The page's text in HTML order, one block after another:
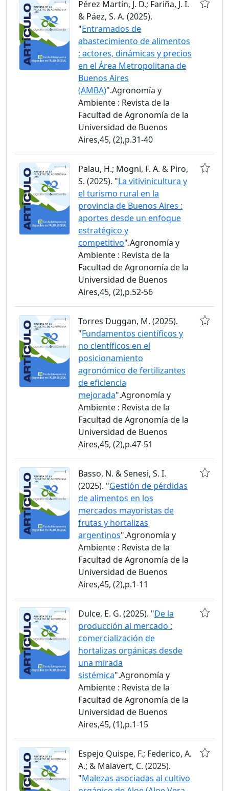
Pérez Martín, J. D.; Fariña, J. I.
& Páez, S. A. (2025).
"Entramados de
abastecimiento de alimentos
: actores, dinámicas y precios
en el Área Metropolitana de
Buenos Aires
(AMBA)".Agronomía y
Ambiente : Revista de la
Facultad de Agronomía de la
Universidad de Buenos
Aires,45, (2),p.31-40
Palau, H.; Mogni, F. A. & Piro,
S. (2025). "La vitivinicultura y
el turismo rural en la
provincia de Buenos Aires :
aportes desde un enfoque
estratégico y
competitivo".Agronomía y
Ambiente : Revista de la
Facultad de Agronomía de la
Universidad de Buenos
Aires,45, (2),p.52-56
Torres Duggan, M. (2025).
"Fundamentos científicos y
no científicos en el
posicionamiento
agronómico de fertilizantes
de eficiencia
mejorada".Agronomía y
Ambiente : Revista de la
Facultad de Agronomía de la
Universidad de Buenos
Aires,45, (2),p.47-51
Basso, N. & Senesi, S. I.
(2025). "Gestión de pérdidas
de alimentos en los
mercados mayoristas de
frutas y hortalizas
argentinos".Agronomía y
Ambiente : Revista de la
Facultad de Agronomía de la
Universidad de Buenos
Aires,45, (2),p.1-11
Dulce, E. G. (2025). "De la
producción al mercado :
comercialización de
hortalizas orgánicas desde
una mirada
sistémica".Agronomía y
Ambiente : Revista de la
Facultad de Agronomía de la
Universidad de Buenos
Aires,45, (1),p.1-15
Espejo Quispe, F.; Federico, A.
A.; & Malavert, C. (2025).
"Malezas asociadas al cultivo